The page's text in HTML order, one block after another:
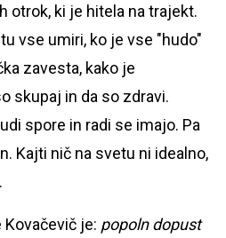
otrok, ki je hitela na trajekt.
vse umiri, ko je vse "hudo"
zavesta, kako je
skupaj in da so zdravi.
spore in radi se imajo. Pa
Kajti nič na svetu ni idealno,
je: popoln dopust